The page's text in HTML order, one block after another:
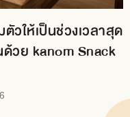
วให้เป็นช่วงเวลาสุด
วย kanom Snack